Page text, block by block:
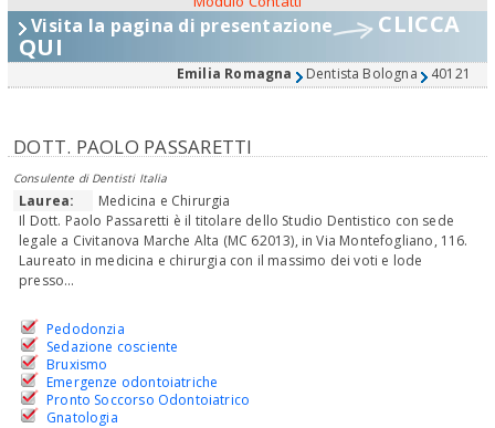
Visita la pagina di presentazione CLICCA
QUI
Emilia Romagna Dentista Bologna 40121
DOTT. PAOLO PASSARETTI
Consulente di Dentisti Italia
Laurea:
Medicina e Chirurgia
Il Dott. Paolo Passaretti è il titolare dello Studio Dentistico con sede
legale a Civitanova Marche Alta (MC 62013), in Via Montefogliano, 116.
Laureato in medicina e chirurgia con il massimo dei voti e lode
presso...
Pedodonzia
Sedazione cosciente
Bruxismo
Emergenze odontoiatriche
Pronto Soccorso Odontoiatrico
Gnatologia